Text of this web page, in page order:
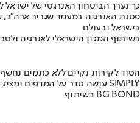
כך נערך הביטחון האנרגטי של ישראל
פסגת האנרגיה במעמד שגריר ארה"ב,
בישראל ובעולם
בשיתוף המכון הישראלי לאנרגיה
הסוד לקירות נקיים ללא כתמים נחשף
מומחה BG BOND עושה סדר על המדפים ומציג את מותג הצבע SIMPLY
בשיתוף BG BOND